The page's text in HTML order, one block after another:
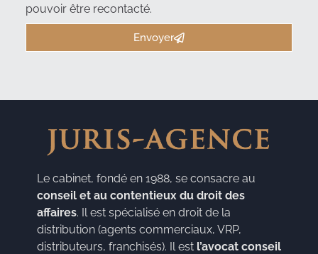
pouvoir être recontacté.
Envoyer
Le cabinet, fondé en 1988, se consacre au
conseil et au contentieux du droit des
affaires. Il est spécialisé en droit de la
distribution (agents commerciaux, VRP,
distributeurs, franchisés). Il est l’avocat conseil